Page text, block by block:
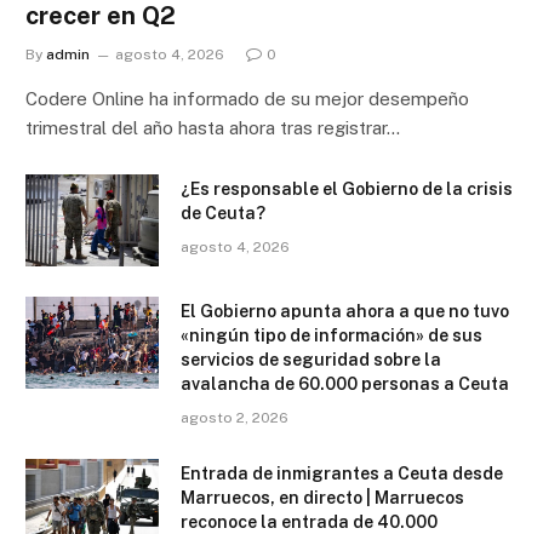
crecer en Q2
By admin agosto 4, 2026 0
Codere Online ha informado de su mejor desempeño
trimestral del año hasta ahora tras registrar…
¿Es responsable el Gobierno de la crisis
de Ceuta?
agosto 4, 2026
El Gobierno apunta ahora a que no tuvo
«ningún tipo de información» de sus
servicios de seguridad sobre la
avalancha de 60.000 personas a Ceuta
agosto 2, 2026
Entrada de inmigrantes a Ceuta desde
Marruecos, en directo | Marruecos
reconoce la entrada de 40.000